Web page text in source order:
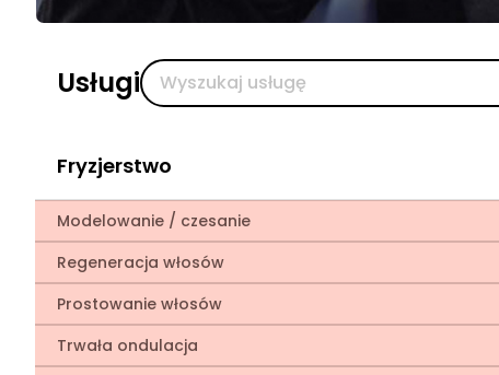
Usługi
Fryzjerstwo
Modelowanie / czesanie
Regeneracja włosów
Prostowanie włosów
Trwała ondulacja